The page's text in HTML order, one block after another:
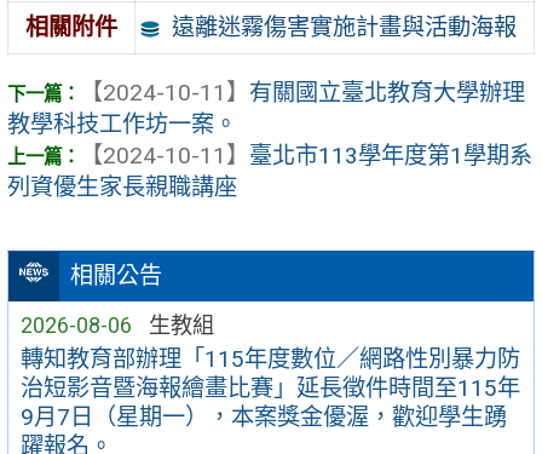
相關公告
2026-08-06 生教組
轉知教育部辦理「115年度數位／網路性別暴力防
治短影音暨海報繪畫比賽」延長徵件時間至115年
9月7日（星期一），本案獎金優渥，歡迎學生踴
躍報名。
相關附件 遠離迷霧傷害實施計畫與活動海報
【2024-10-11】 有關國立臺北教育大學辦理
教學科技工作坊一案。
【2024-10-11】 臺北市113學年度第1學期系
列資優生家長親職講座